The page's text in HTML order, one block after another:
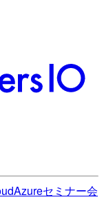
Azureセミナー会